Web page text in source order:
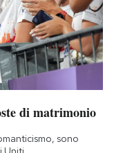
di matrimonio
sono